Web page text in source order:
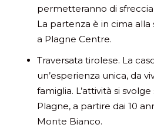
permetteranno di
La partenza è in cima alla
a Plagne Centre.
Traversata tirolese. La
un’esperienza unica, da
famiglia. L’attività si
Plagne, a partire dai 10
Monte Bianco.